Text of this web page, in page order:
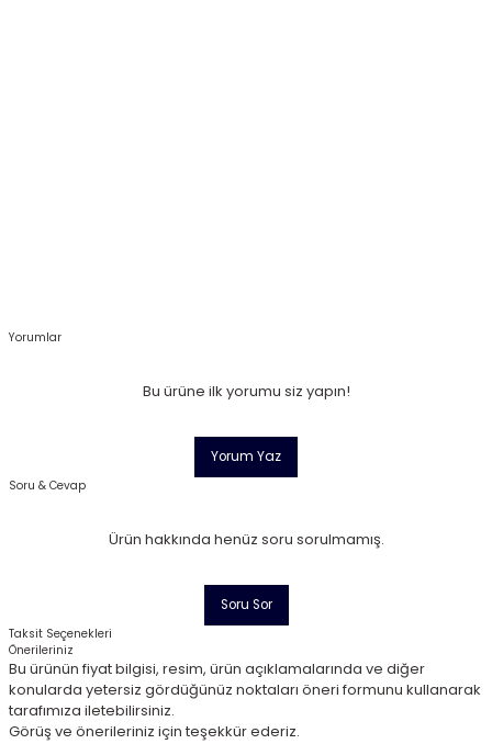
Yorumlar
Bu ürüne ilk yorumu siz yapın!
Yorum Yaz
Soru & Cevap
Ürün hakkında henüz soru sorulmamış.
Soru Sor
Taksit Seçenekleri
Önerileriniz
Bu ürünün fiyat bilgisi, resim, ürün açıklamalarında ve diğer
konularda yetersiz gördüğünüz noktaları öneri formunu kullanarak
tarafımıza iletebilirsiniz.
Görüş ve önerileriniz için teşekkür ederiz.